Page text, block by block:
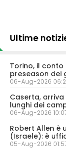
Ultime
Torino, il
preseason dei
06-Aug-2026
Caserta,
lunghi dei
06-Aug-2026
Robert Allen è
(Israele): è
05-Aug-2026